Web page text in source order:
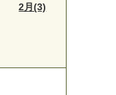
2月(3)